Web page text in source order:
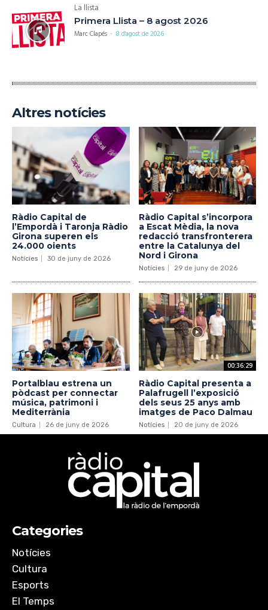
La llista
Primera Llista – 8 agost 2026
Marc Clapés - 8 d'agost de 2026
Altres notícies
Ràdio Capital de
l’Empordà i Taronja Ràdio
Girona superen els
24.000 oients
Notícies 30 de juny de 2026
Ràdio Capital s’incorpora
a Escat Mèdia, la nova
redacció transfronterera
entre la Catalunya del
Nord i Girona
Notícies 29 de juny de 2026
Portalblau estrena un
pòdcast per connectar
música, patrimoni i
Mediterrània
Cultura 26 de juny de 2026
00:36:29
Ràdio Capital presenta a
Palafrugell l’exposició
dels seus 25 anys amb
imatges de Paco Dalmau
Notícies 20 de juny de 2026
Categories
Notícies
Cultura
Esports
El Temps